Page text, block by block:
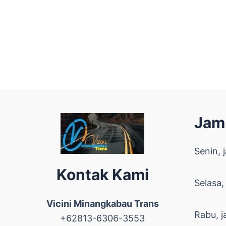
Kontak Kami
Vicini Minangkabau Trans
+62813-6306-3553
Senin,
Rabu,